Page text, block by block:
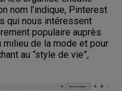
nom l’indique, Pinterest
qui nous intéressent
populaire auprès
de la mode et pour
au “style de vie”,